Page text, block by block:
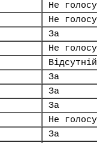
Не
Не
За
Не
Відсутній
За
За
За
Не
За